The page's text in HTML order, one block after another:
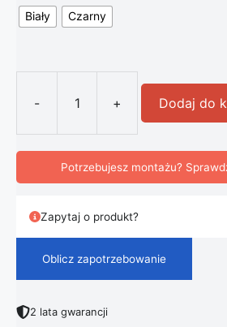
Biały Czarny
-
ilość
+ Dodaj do
Potrzebujesz montażu?
Zapytaj o produkt?
Oblicz zapotrzebowanie
2 lata gwarancji